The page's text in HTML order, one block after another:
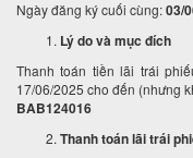
Ngày đăng ký cuối cùng:03/
Lý do và mục đích
Thanh toán tiền lãi trái
17/06/2025 cho đến (nhưng
BAB124016
Thanh toán lãi trái